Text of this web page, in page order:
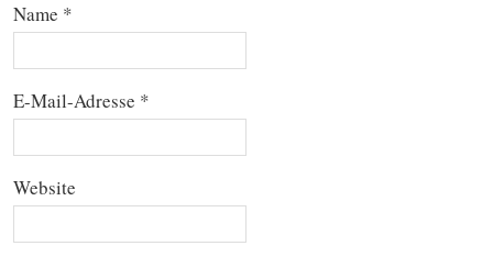
Name *
E-Mail-Adresse *
Website